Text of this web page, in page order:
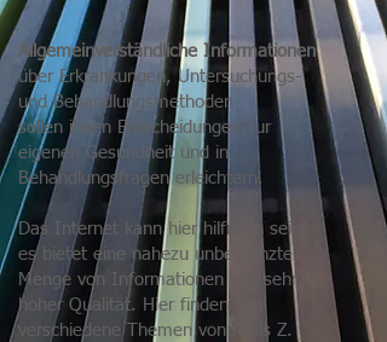
Allgemeinverständliche Informationen
über Erkrankungen, Untersuchungs-
und Behandlungsmethoden
sollen ihnen Entscheidungen zur
eigenen Gesundheit und in
Behandlungsfragen erleichtern.
Das Internet kann hier hilfreich sein;
es bietet eine nahezu unbegrenzte
Menge von Informationen von sehr
hoher Qualität. Hier finden Sie
verschiedene Themen von A bis Z.